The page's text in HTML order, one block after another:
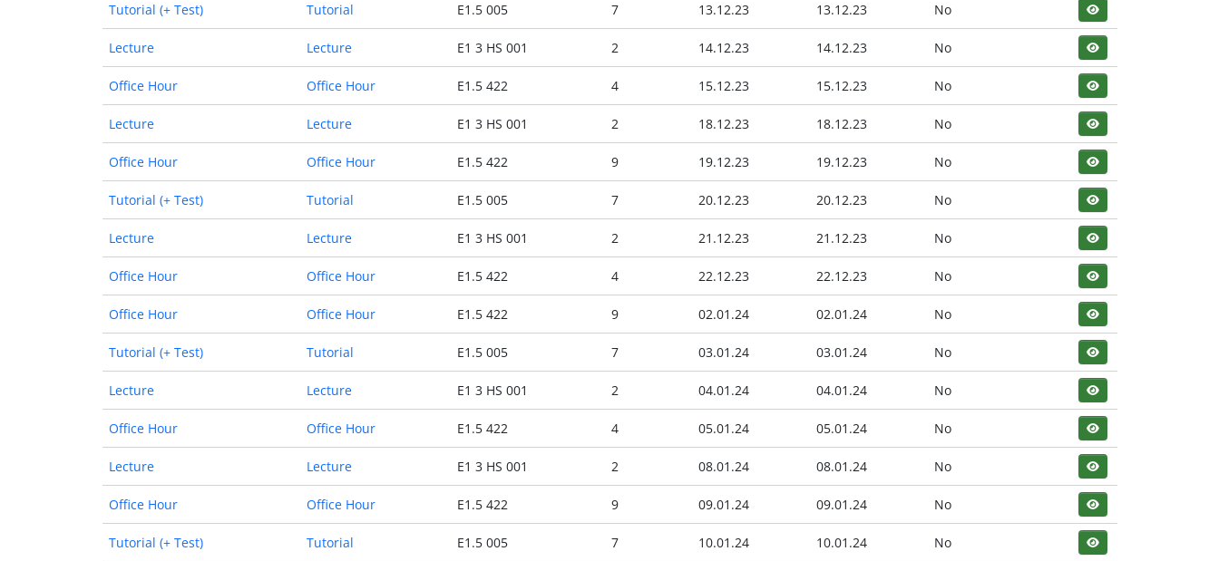
Tutorial (+ Test) Tutorial E1.5 005 7 13.12.23 13.12.23 No
Lecture Lecture E1 3 HS 001 2 14.12.23 14.12.23 No
Office Hour Office Hour E1.5 422 4 15.12.23 15.12.23 No
Lecture Lecture E1 3 HS 001 2 18.12.23 18.12.23 No
Office Hour Office Hour E1.5 422 9 19.12.23 19.12.23 No
Tutorial (+ Test) Tutorial E1.5 005 7 20.12.23 20.12.23 No
Lecture Lecture E1 3 HS 001 2 21.12.23 21.12.23 No
Office Hour Office Hour E1.5 422 4 22.12.23 22.12.23 No
Office Hour Office Hour E1.5 422 9 02.01.24 02.01.24 No
Tutorial (+ Test) Tutorial E1.5 005 7 03.01.24 03.01.24 No
Lecture Lecture E1 3 HS 001 2 04.01.24 04.01.24 No
Office Hour Office Hour E1.5 422 4 05.01.24 05.01.24 No
Lecture Lecture E1 3 HS 001 2 08.01.24 08.01.24 No
Office Hour Office Hour E1.5 422 9 09.01.24 09.01.24 No
Tutorial (+ Test) Tutorial E1.5 005 7 10.01.24 10.01.24 No